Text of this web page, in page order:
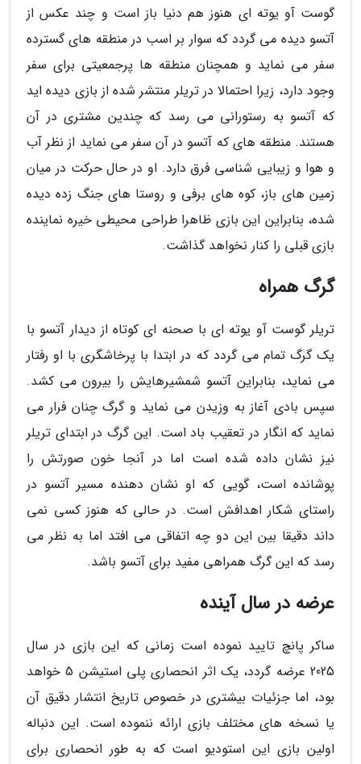
گوست آو یوته ای هنوز هم دنیا باز است و چند عکس از
آتسو دیده می گردد که سوار بر اسب در منطقه های گسترده
سفر می نماید و همچنان منطقه ها پرجمعیتی برای سفر
وجود دارد، زیرا احتمالا در تریلر منتشر شده از بازی دیده اید
که آتسو به رستورانی می رسد که چندین مشتری در آن
هستند. منطقه های که آتسو در آن سفر می نماید از نظر آب
و هوا و زیبایی شناسی فرق دارد. او در حال حرکت در میان
زمین های باز، کوه های برفی و روستا های جنگ زده دیده
شده، بنابراین این بازی ظاهرا طراحی محیطی خیره نماینده
بازی قبلی را کنار نخواهد گذاشت.
گرگ همراه
تریلر گوست آو یوته ای با صحنه ای کوتاه از دیدار آتسو با
یک گرگ تمام می گردد که در ابتدا با پرخاشگری با او رفتار
می نماید، بنابراین آتسو شمشیرهایش را بیرون می کشد.
سپس بادی آغاز به وزیدن می نماید و گرگ چنان فرار می
نماید که انگار در تعقیب باد است. این گرگ در ابتدای تریلر
نیز نشان داده شده است اما در آنجا خون صورتش را
پوشانده است، گویی که او نشان دهنده مسیر آتسو در
راستای شکار اهدافش است. در حالی که هنوز کسی نمی
داند دقیقا بین این دو چه اتفاقی می افتد اما به نظر می
رسد که این گرگ همراهی مفید برای آتسو باشد.
عرضه در سال آینده
ساکر پانچ تایید نموده است زمانی که این بازی در سال
2025 عرضه گردد، یک اثر انحصاری پلی استیشن 5 خواهد
بود، اما جزئیات بیشتری در خصوص تاریخ انتشار دقیق آن
یا نسخه های مختلف بازی ارائه ننموده است. این دنباله
اولین بازی این استودیو است که به طور انحصاری برای